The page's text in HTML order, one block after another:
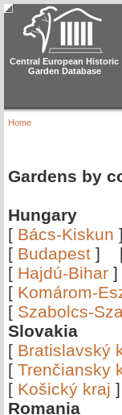
Central European Historic
Garden Database
Home
Gardens by
Hungary
[ Bács-Kiskun
[ Budapest ]
[ Hajdú-Bihar
[ Komárom-
[ Szabolcs-
Slovakia
[ Bratislavský
[ Trenčiansky
[ Košický kraj
Romania